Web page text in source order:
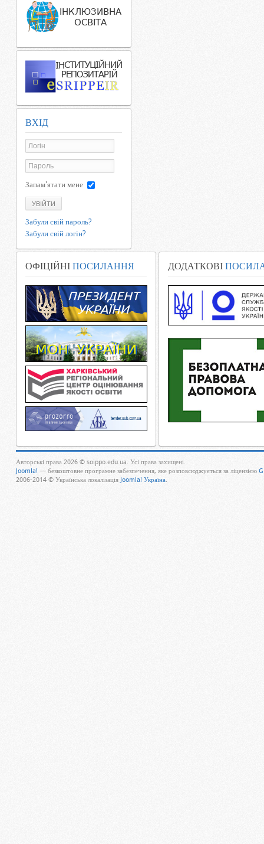
ВХІД
Запам'ятати мене
УВІЙТИ
Забули свій пароль?
Забули свій логін?
ОФІЦІЙНІ ПОСИЛАННЯ ДОДАТКОВІ
Авторські права 2026 © soippo.edu.ua. Усі права захищені.
Joomla! — безкоштовне програмне забезпечення, яке розповсюджується за ліцензією
2006-2014 © Українська локалізація Joomla! Україна.